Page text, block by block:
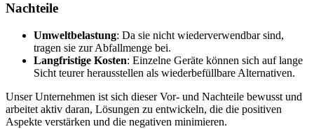
Nachteile
Umweltbelastung: Da sie nicht wiederverwendbar sind,
tragen sie zur Abfallmenge bei.
Langfristige Kosten: Einzelne Geräte können sich auf lange
Sicht teurer herausstellen als wiederbefüllbare Alternativen.
Unser Unternehmen ist sich dieser Vor- und Nachteile bewusst und
arbeitet aktiv daran, Lösungen zu entwickeln, die die positiven
Aspekte verstärken und die negativen minimieren.